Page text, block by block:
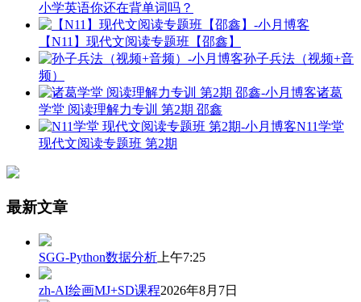
小学英语你还在背单词吗？
【N11】现代文阅读专题班【邵鑫】
孙子兵法（视频+音
频）
诸葛
学堂 阅读理解力专训 第2期 邵鑫
N11学堂
现代文阅读专题班 第2期
最新文章
SGG-Python数据分析 上午7:25
zh-AI绘画MJ+SD课程2026年8月7日